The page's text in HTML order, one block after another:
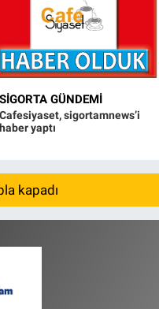
SIGORTA GÜNDEMI
Cafesiyaset, sigortamnews’i
haber yaptı
kapadı